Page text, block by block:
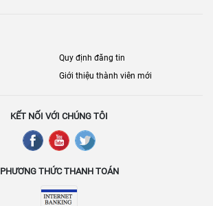
Quy định đăng tin
Giới thiệu thành viên mới
KẾT NỐI VỚI CHÚNG TÔI
PHƯƠNG THỨC THANH TOÁN